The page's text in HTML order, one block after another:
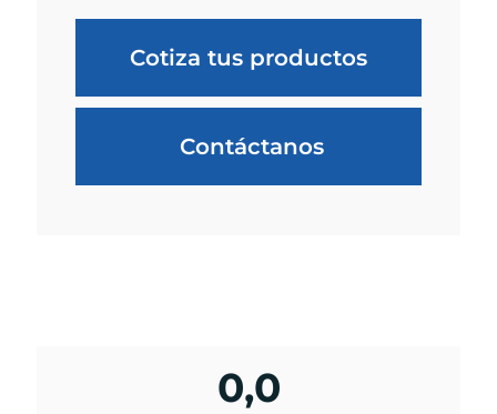
Cotiza tus productos
Contáctanos
0,0